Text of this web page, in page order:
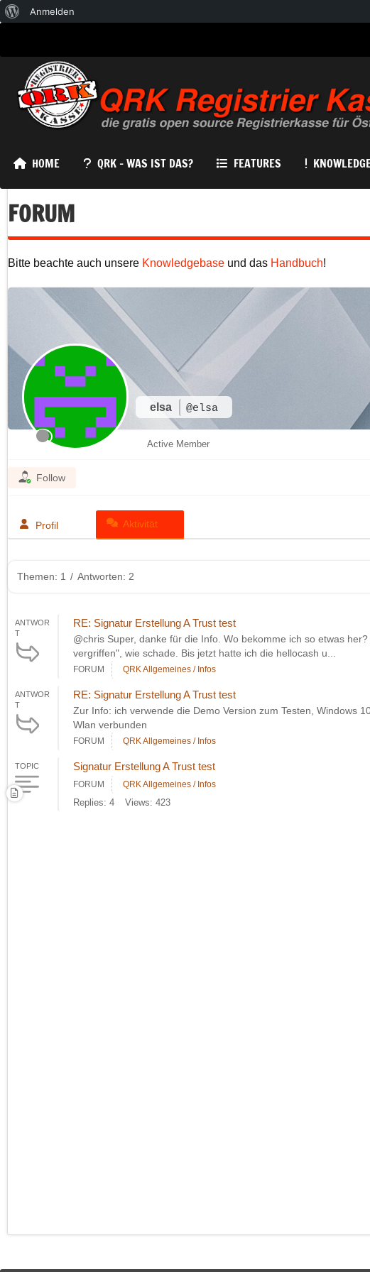
HOME QRK – WAS IST DAS? FEATURES
FORUM
Bitte beachte auch unsere Knowledgebase und das Handbuch!
elsa @elsa
Active Member
Follow
Profil Aktivität
Themen: 1 / Antworten: 2
ANTWOR
T
RE: Signatur Erstellung A Trust test
@chris Super, danke für die Info. Wo bekomme ich so etwas
vergriffen", wie schade. Bis jetzt hatte ich die hellocash u...
FORUM QRK Allgemeines / Infos
ANTWOR
T
RE: Signatur Erstellung A Trust test
Zur Info: ich verwende die Demo Version zum Testen, Windows
Wlan verbunden
FORUM QRK Allgemeines / Infos
TOPIC Signatur Erstellung A Trust test
FORUM QRK Allgemeines / Infos
Replies: 4 Views: 423
Über
Anmelden